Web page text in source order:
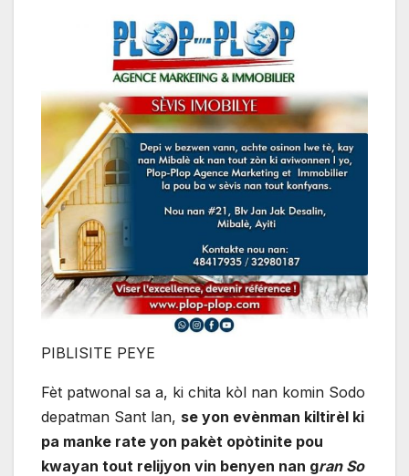
PIBLISITE PEYE
Fèt patwonal sa a, ki chita kòl nan komin Sodo
depatman Sant lan, se yon evènman kiltirèl ki
pa manke rate yon pakèt opòtinite pou
kwayan tout relijyon vin benyen nan gran So